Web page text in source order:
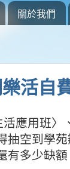
關於我們
活自
活應用班〉
空到學
有多少缺